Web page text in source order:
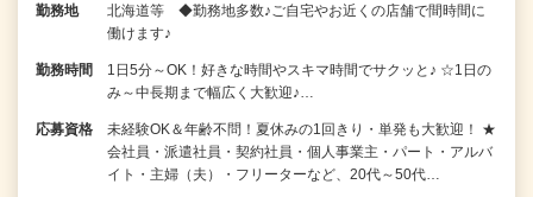
勤務地
北海道等 ◆勤務地多数♪ご自宅やお近くの店舗で間時間に
働けます♪
勤務時間
1日5分～OK！好きな時間やスキマ時間でサクッと♪ ☆1日の
み～中長期まで幅広く大歓迎♪…
応募資格
未経験OK＆年齢不問！夏休みの1回きり・単発も大歓迎！ ★
会社員・派遣社員・契約社員・個人事業主・パート・アルバ
イト・主婦（夫）・フリーターなど、20代～50代…